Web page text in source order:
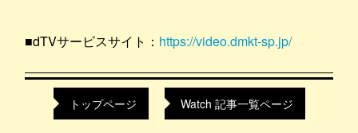
■dTVサービスサイト： https://video.dmkt-sp.jp/
トップページ Watch 記事一覧ページ